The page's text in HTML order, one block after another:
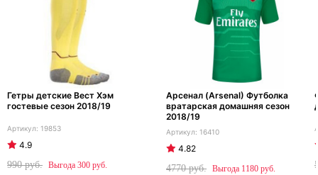
Гетры детские Вест Хэм
гостевые сезон 2018/19
19853
4.9
990
300
Арсенал (Arsenal) Футболка
вратарская домашняя сезон
2018/19
16410
4.82
4770
1180